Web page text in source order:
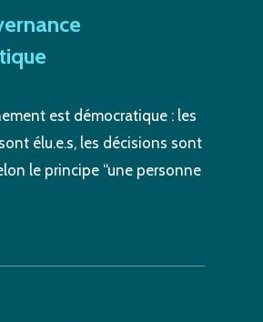
est démocratique : les
élu.e.s, les décisions sont
le principe “une personne